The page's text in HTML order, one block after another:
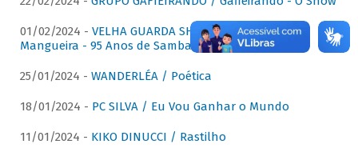
01/02/2024 - VELHA GUARDA SHOW DA MANGUEIRA /
Mangueira - 95 Anos de Samba
25/01/2024 - WANDERLÉA / Poética
18/01/2024 - PC SILVA / Eu Vou Ganhar o Mundo
11/01/2024 - KIKO DINUCCI / Rastilho